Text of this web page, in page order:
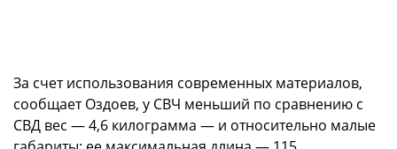
За счет использования современных материалов,
сообщает Оздоев, у СВЧ меньший по сравнению с
СВД вес — 4,6 килограмма — и относительно малые